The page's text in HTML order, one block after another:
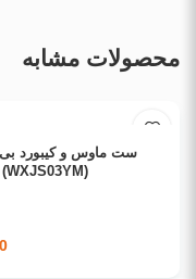
محصولات مشابه